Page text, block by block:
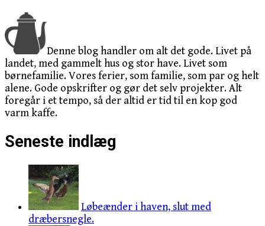
Denne blog handler om alt det gode. Livet på
landet, med gammelt hus og stor have. Livet som
børnefamilie. Vores ferier, som familie, som par og helt
alene. Gode opskrifter og gør det selv projekter. Alt
foregår i et tempo, så der altid er tid til en kop god
varm kaffe.
Seneste indlæg
Løbeænder i haven, slut med
dræbersnegle.